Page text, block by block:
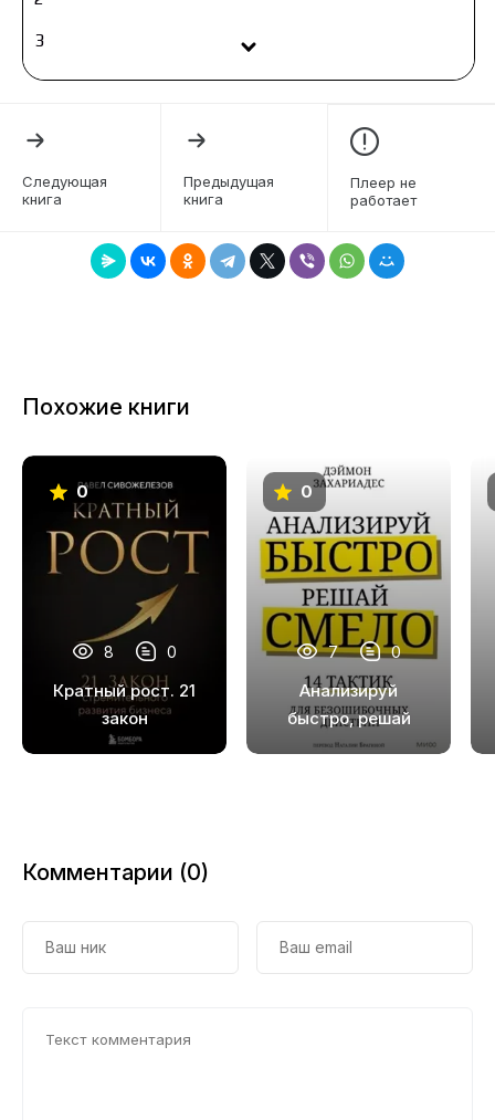
профессий, родителям, педагогам,
конфликтами, ощущает разрыв между
привычными реакциями. Здесь негативные
напротив, они рассматриваются как сигнал и
инструмент, которым можно научиться
перенаправления внимания, когнитивный
контактов. Эти инструменты развивают гибкость
и помогают выбирать наиболее подходящий
способ под конкретную цель и обстоятельства.
Освоив их, легче быстрее выходить из
разрушительных состояний, повышать
устойчивость и осознанность, улучшать
отношения и добиваться более сильных
результатов.
3
4
Следующая
книга
Предыдущая
книга
Плеер не
работает
Похожие книги
0
8 0
Кратный рост. 21
закон
стремительного
0
7 0
Анализируй
быстро, решай
смело. 14 тактик
Комментарии (0)